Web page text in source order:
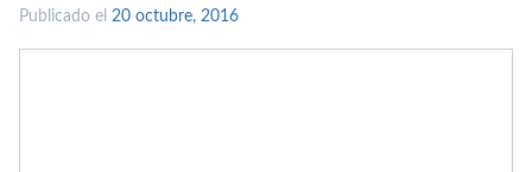
Publicado el 20 octubre, 2016